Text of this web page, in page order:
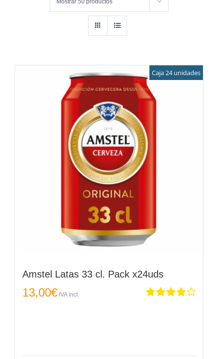
Caja 24 unidades
Amstel Latas 33 cl. Pack x24uds
13,00€ IVA incl.